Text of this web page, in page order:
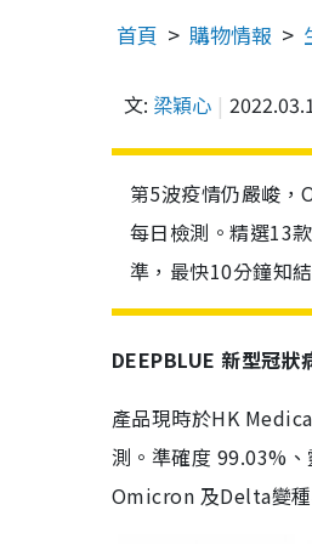
首頁 購物情報
文: 梁穎心
第5波疫情仍嚴峻
每日檢測。精選13
準，最快10分鐘知
DEEPBLUE 新型冠狀
產品現時於HK
測。準確度 99.03%
Omicron 及Delta變種